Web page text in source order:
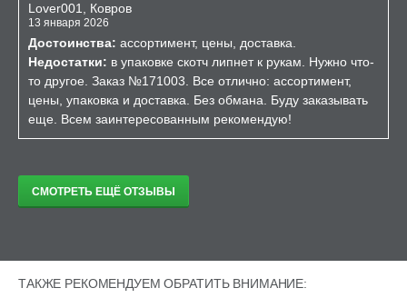
Lover001, Ковров
13 января 2026
Достоинства: ассортимент, цены, доставка.
Недостатки: в упаковке скотч липнет к рукам. Нужно что-
то другое. Заказ №171003. Все отлично: ассортимент,
цены, упаковка и доставка. Без обмана. Буду заказывать
еще. Всем заинтересованным рекомендую!
СМОТРЕТЬ ЕЩЁ ОТЗЫВЫ
ТАКЖЕ РЕКОМЕНДУЕМ ОБРАТИТЬ ВНИМАНИЕ: